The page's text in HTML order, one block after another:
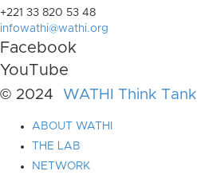
+221 33 820 53 48
infowathi@wathi.org
Facebook
YouTube
© 2024 WATHI Think Tank
ABOUT WATHI
THE LAB
NETWORK